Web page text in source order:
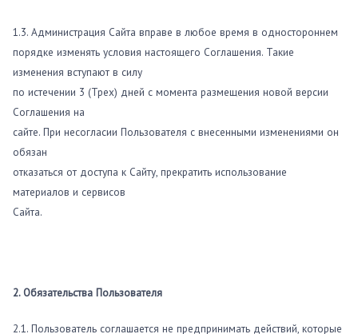
1.3. Администрация Сайта вправе в любое время в одностороннем
порядке изменять условия настоящего Соглашения. Такие
изменения вступают в силу
по истечении 3 (Трех) дней с момента размещения новой версии
Соглашения на
сайте. При несогласии Пользователя с внесенными изменениями он
обязан
отказаться от доступа к Сайту, прекратить использование
материалов и сервисов
Сайта.
2. Обязательства Пользователя
2.1. Пользователь соглашается не предпринимать действий, которые